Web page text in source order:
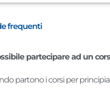
frequenti
partecipare ad un
partono i corsi per